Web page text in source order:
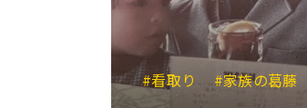
#看取り #家族の葛藤